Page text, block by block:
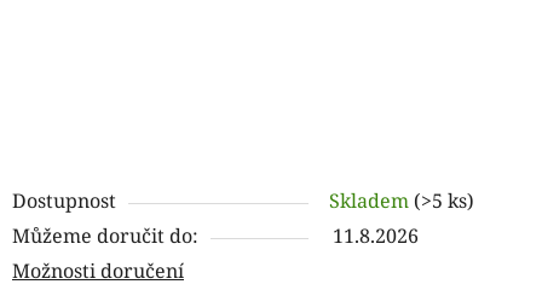
Dostupnost Skladem (>5 ks)
Můžeme doručit do:
11.8.2026
Možnosti doručení